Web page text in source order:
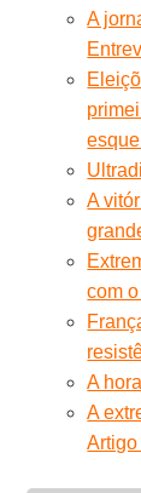
A
A
com
A
A